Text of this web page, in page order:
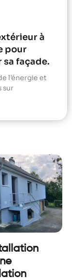
à
pour
sa façade.
l’énergie et
sur